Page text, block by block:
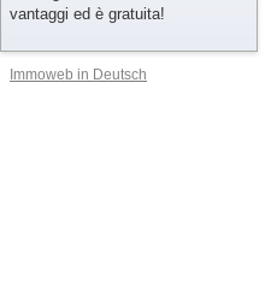
vantaggi ed è gratuita!
Immoweb in Deutsch